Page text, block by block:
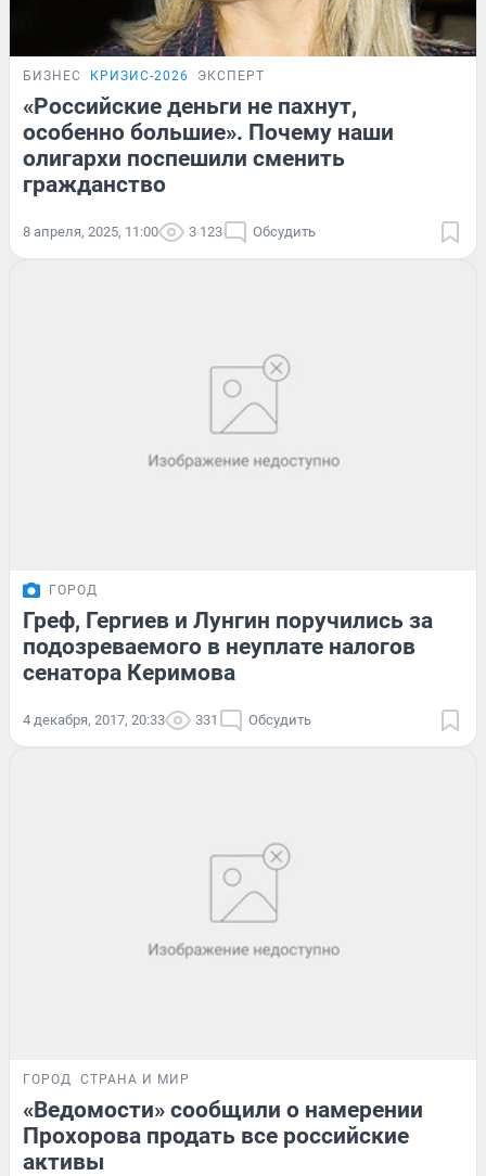
БИЗНЕС КРИЗИС-2026 ЭКСПЕРТ
«Российские деньги не пахнут,
особенно большие». Почему наши
олигархи поспешили сменить
гражданство
8 апреля, 2025, 11:00 3 123 Обсудить
ГОРОД
Греф, Гергиев и Лунгин поручились за
подозреваемого в неуплате налогов
сенатора Керимова
4 декабря, 2017, 20:33 331 Обсудить
ГОРОД СТРАНА И МИР
«Ведомости» сообщили о намерении
Прохорова продать все российские
активы